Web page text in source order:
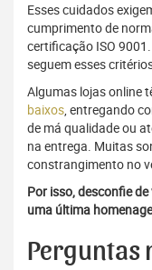
Esses cuidados
cumprimento de
certificação ISO
seguem esses
Algumas lojas online
baixos, entregando
de má qualidade ou
na entrega. Muitas
constrangimento no
Por isso, desconfie
uma última
Perguntas